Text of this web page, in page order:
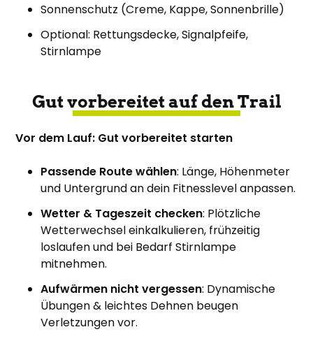
Sonnenschutz (Creme, Kappe, Sonnenbrille)
Optional: Rettungsdecke, Signalpfeife,
Stirnlampe
Gut vorbereitet auf den Trail
Vor dem Lauf: Gut vorbereitet starten
Passende Route wählen: Länge, Höhenmeter
und Untergrund an dein Fitnesslevel anpassen.
Wetter & Tageszeit checken: Plötzliche
Wetterwechsel einkalkulieren, frühzeitig
loslaufen und bei Bedarf Stirnlampe
mitnehmen.
Aufwärmen nicht vergessen: Dynamische
Übungen & leichtes Dehnen beugen
Verletzungen vor.